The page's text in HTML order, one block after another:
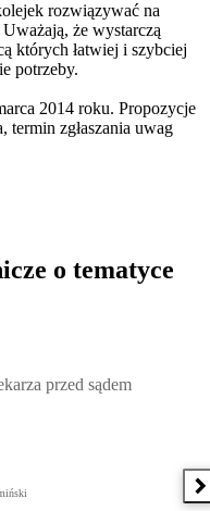
rozwiązywać na
że wystarczą
których łatwiej i szybciej
potrzeby.
2014 roku. Propozycje
termin zgłaszania uwag
o tematyce
sądem lekarskim,
przed sądem